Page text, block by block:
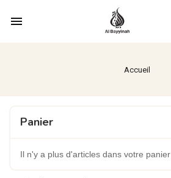
menu
Accueil
Panier
Il n'y a plus d'articles dans votre panier